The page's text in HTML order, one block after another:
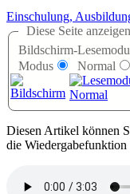
Einschulung,
Diese Seite
Bildschirm-
Modus
Normal
Diesen Artikel können
die Wiedergabefunktion